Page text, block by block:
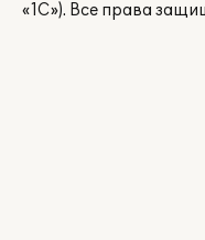
«1С»). Все права